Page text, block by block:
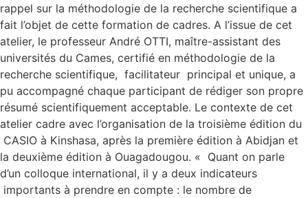
rappel sur la méthodologie de la recherche scientifique a
fait l’objet de cette formation de cadres. A l’issue de cet
atelier, le professeur André OTTI, maître-assistant des
universités du Cames, certifié en méthodologie de la
recherche scientifique, facilitateur principal et unique, a
pu accompagné chaque participant de rédiger son propre
résumé scientifiquement acceptable. Le contexte de cet
atelier cadre avec l’organisation de la troisième édition du
CASIO à Kinshasa, après la première édition à Abidjan et
la deuxième édition à Ouagadougou. « Quant on parle
d’un colloque international, il y a deux indicateurs
importants à prendre en compte : le nombre de